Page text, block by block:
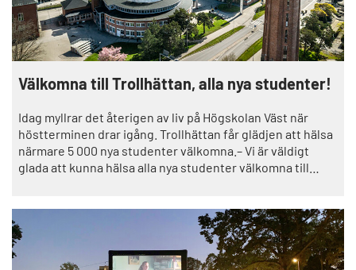
Välkomna till Trollhättan, alla nya studenter!
Idag myllrar det återigen av liv på Högskolan Väst när
höstterminen drar igång. Trollhättan får glädjen att hälsa
närmare 5 000 nya studenter välkomna.– Vi är väldigt
glada att kunna hälsa alla nya studenter välkomna till